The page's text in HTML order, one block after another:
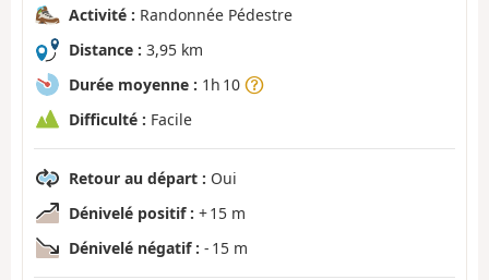
Activité : Randonnée Pédestre
Distance : 3,95 km
Durée moyenne : 1h 10
Difficulté : Facile
Retour au départ : Oui
Dénivelé positif : + 15 m
Dénivelé négatif : - 15 m